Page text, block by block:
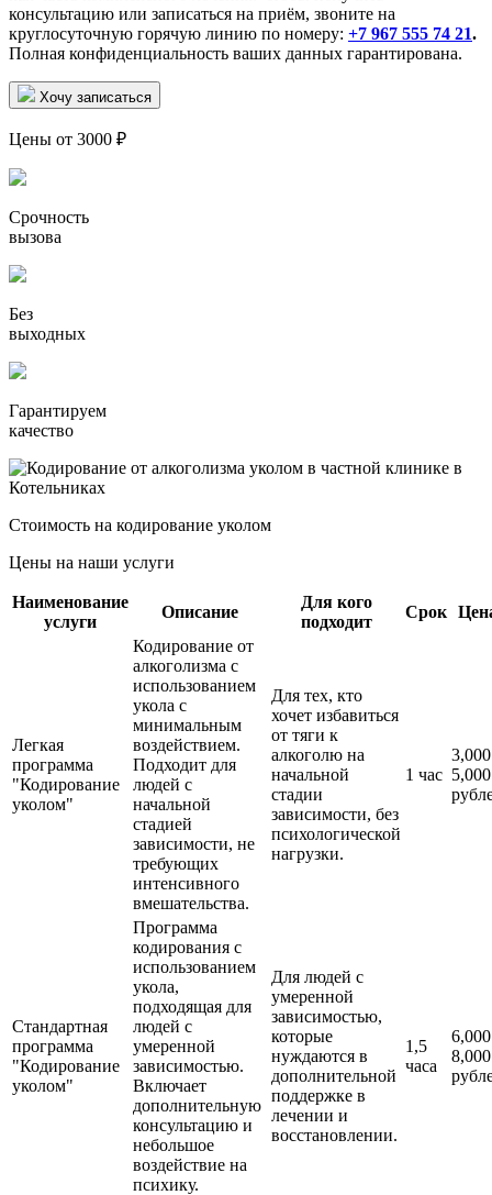
консультацию или записаться на приём, звоните на
круглосуточную горячую линию по номеру: +7 967 555 74 21.
Полная конфиденциальность ваших данных гарантирована.
Хочу записаться
Цены от 3000 ₽
Срочность
вызова
Без
выходных
Гарантируем
качество
Стоимость на кодирование уколом
Цены на наши услуги
Наименование
услуги
Описание
Для кого
подходит
Срок
Легкая
программа
"Кодирование
уколом"
Кодирование от
алкоголизма с
использованием
укола с
минимальным
воздействием.
Подходит для
людей с
начальной
стадией
зависимости, не
требующих
интенсивного
вмешательства.
Для тех, кто
хочет избавиться
от тяги к
алкоголю на
начальной
стадии
зависимости, без
психологической
нагрузки.
1 час 5,000
Стандартная
программа
"Кодирование
уколом"
Программа
кодирования с
использованием
укола,
подходящая для
людей с
умеренной
зависимостью.
Включает
дополнительную
консультацию и
небольшое
воздействие на
психику.
Для людей с
умеренной
зависимостью,
которые
нуждаются в
дополнительной
поддержке в
лечении и
восстановлении.
1,5
часа
8,000